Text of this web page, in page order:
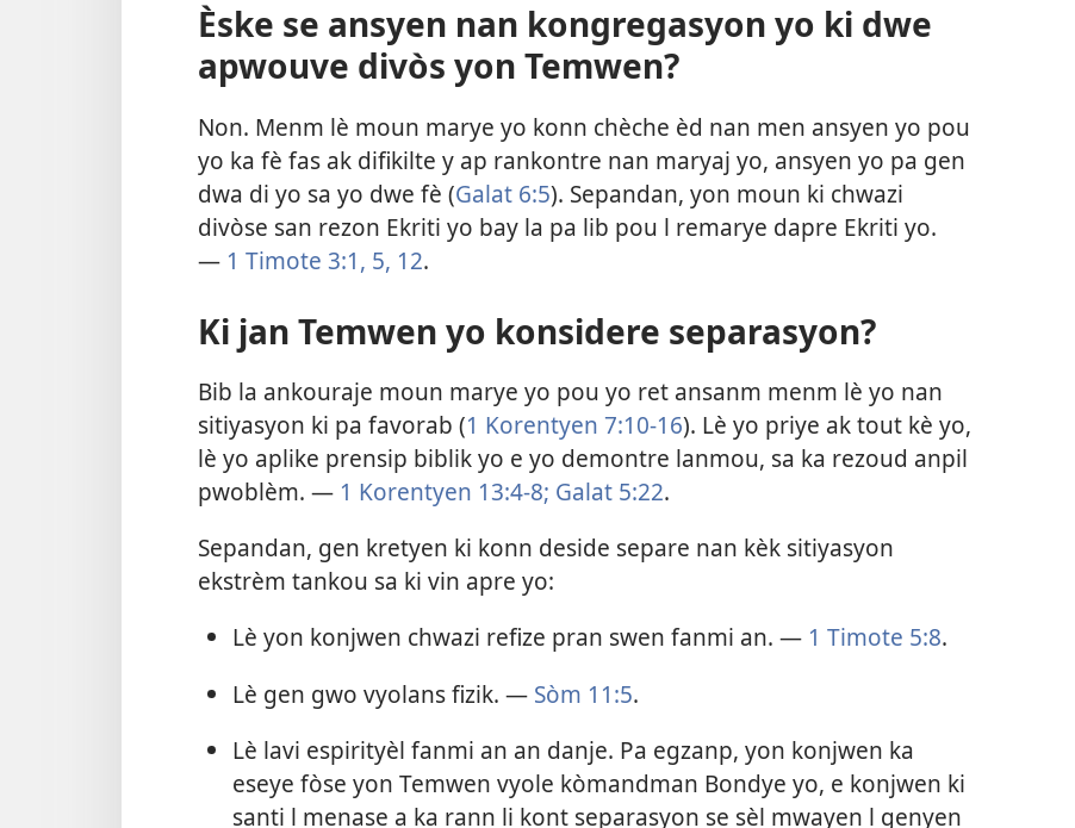
Èske se ansyen nan kongregasyon yo ki dwe
apwouve divòs yon Temwen?
Non. Menm lè moun marye yo konn chèche èd nan men ansyen yo pou
yo ka fè fas ak difikilte y ap rankontre nan maryaj yo, ansyen yo pa gen
dwa di yo sa yo dwe fè (Galat 6:5). Sepandan, yon moun ki chwazi
divòse san rezon Ekriti yo bay la pa lib pou l remarye dapre Ekriti yo.
— 1 Timote 3:1, 5, 12.
Ki jan Temwen yo konsidere separasyon?
Bib la ankouraje moun marye yo pou yo ret ansanm menm lè yo nan
sitiyasyon ki pa favorab (1 Korentyen 7:10-16). Lè yo priye ak tout kè yo,
lè yo aplike prensip biblik yo e yo demontre lanmou, sa ka rezoud anpil
pwoblèm. — 1 Korentyen 13:4-8; Galat 5:22.
Sepandan, gen kretyen ki konn deside separe nan kèk sitiyasyon
ekstrèm tankou sa ki vin apre yo:
Lè yon konjwen chwazi refize pran swen fanmi an. — 1 Timote 5:8.
Lè gen gwo vyolans fizik. — Sòm 11:5.
Lè lavi espirityèl fanmi an an danje. Pa egzanp, yon konjwen ka
eseye fòse yon Temwen vyole kòmandman Bondye yo, e konjwen ki
santi l menase a ka rann li kont separasyon se sèl mwayen l genyen